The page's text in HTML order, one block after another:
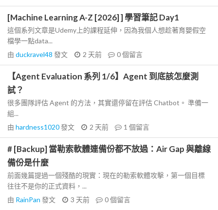
[Machine Learning A-Z [2026] ] 學習筆記 Day1
這個系列文章是Udemy上的課程延伸，因為我個人想趁著育嬰假空
檔學一點data...
由 duckravel48 發文 2 天前 0個留言
【Agent Evaluation 系列 1/6】Agent 到底該怎麼測
試？
很多團隊評估 Agent 的方法，其實還停留在評估 Chatbot。 準備一
組...
由 hardness1020發文 2 天前 1 個留言
# [Backup] 當勒索軟體連備份都不放過：Air Gap 與離線
備份是什麼
前面幾篇提過一個殘酷的現實：現在的勒索軟體攻擊，第一個目標
往往不是你的正式資料，...
由 RainPan 發文 3 天前 0個留言